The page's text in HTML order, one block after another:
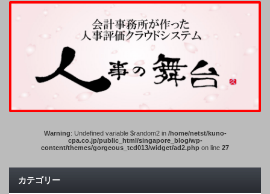
Warning: Undefined variable $random2 in /home/netst/kuno-
cpa.co.jp/public_html/singapore_blog/wp-
content/themes/gorgeous_tcd013/widget/ad2.php on line 27
カテゴリー